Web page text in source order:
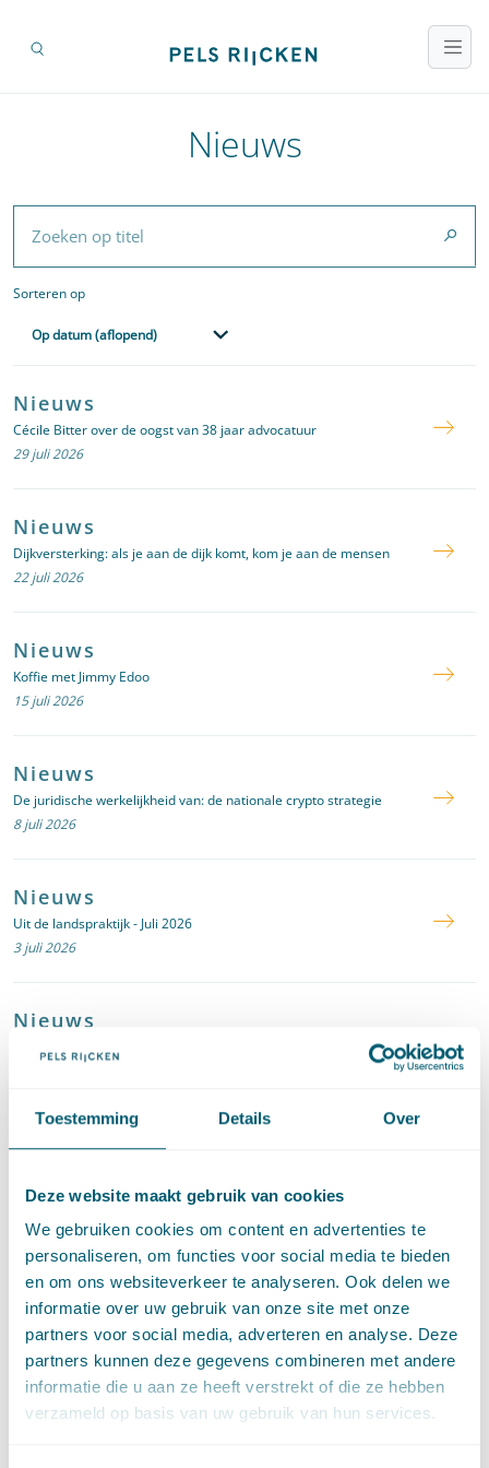
Toestemming Details Over
Deze website maakt gebruik van cookies
We gebruiken cookies om content en advertenties te
personaliseren, om functies voor social media te bieden
en om ons websiteverkeer te analyseren. Ook delen we
informatie over uw gebruik van onze site met onze
partners voor social media, adverteren en analyse. Deze
partners kunnen deze gegevens combineren met andere
informatie die u aan ze heeft verstrekt of die ze hebben
verzameld op basis van uw gebruik van hun services.
Nieuws
Zoeken op titel
Sorteren op
Sorteren op
Sorteren op
Op datum (aflopend)
Nieuws
Cécile Bitter over de oogst van 38 jaar advocatuur
29 juli 2026
Nieuws
Dijkversterking: als je aan de dijk komt, kom je aan de mensen
22 juli 2026
Nieuws
Koffie met Jimmy Edoo
15 juli 2026
Nieuws
De juridische werkelijkheid van: de nationale crypto strategie
8 juli 2026
Nieuws
Uit de landspraktijk - Juli 2026
3 juli 2026
Nieuws
Jan Willem Schaper: "eerst nijpender voordat het beter wordt"
Nieuws
22 mei 2026
Nieuws
De compensatieregeling: over grootschalige tegemoetkomingen bij
ingrijpende gebeurtenissen
6 mei 2026
Nieuws